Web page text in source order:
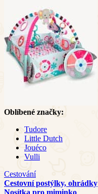
Oblíbené značky:
Tudore
Little Dutch
Jouéco
Vulli
Cestování
Cestovní postýlky, ohrádky
Nosítka pro miminko